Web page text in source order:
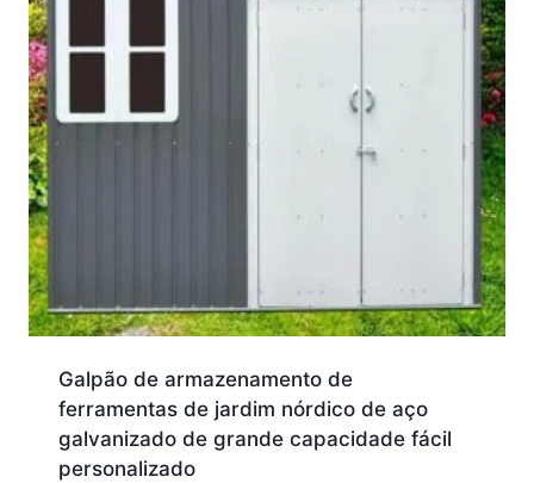
Galpão de armazenamento de
ferramentas de jardim nórdico de aço
galvanizado de grande capacidade fácil
personalizado